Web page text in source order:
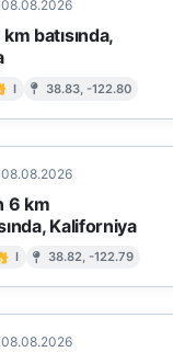
08.08.2026
batısında,
I 38.83, -122.80
08.08.2026
6 km
Kaliforniya
I 38.82, -122.79
08.08.2026